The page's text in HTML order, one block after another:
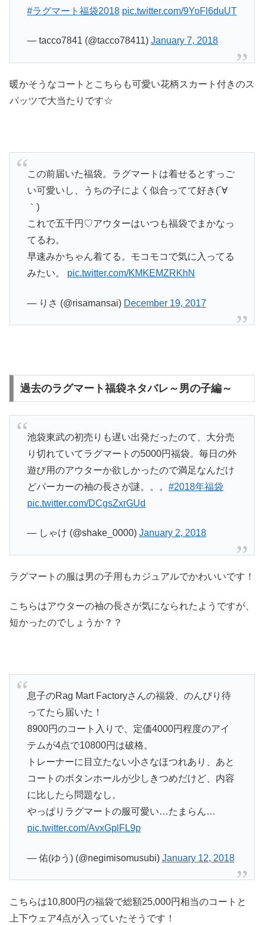
#ラグマート福袋2018 pic.twitter.com/9YoFl6duUT
— tacco7841 (@tacco78411) January 7, 2018
暖かそうなコートとこちらも可愛い花柄スカート付きのス
パッツで大当たりです☆
この前届いた福袋。ラグマートは着せるとすっご
い可愛いし、うちの子によく似合ってて好き(´∀
｀)
これで五千円♡アウターはいつも福袋でまかなっ
てるわ。
早速みかちゃん着てる。モコモコで気に入ってる
みたい。 pic.twitter.com/KMKEMZRKhN
— りさ (@risamansai) December 19, 2017
過去のラグマート福袋ネタバレ～男の子編～
池袋東武の初売りも遅い出発だったのて、大分売
り切れていてラグマートの5000円福袋。毎日の外
遊び用のアウターか欲しかったので満足なんだけ
どパーカーの袖の長さが謎。。。 #2018年福袋
pic.twitter.com/DCgsZxrGUd
— しゃけ (@shake_0000) January 2, 2018
ラグマートの服は男の子用もカジュアルでかわいいです！
こちらはアウターの袖の長さが気になられたようですが、
短かったのでしょうか？？
息子のRag Mart Factoryさんの福袋、のんびり待
ってたら届いた！
8900円のコート入りで、定価4000円程度のアイ
テムが4点で10800円は破格。
トレーナーに目立たない小さなほつれあり、あと
コートのボタンホールが少しきつめだけど、内容
に比したら問題なし。
やっぱりラグマートの服可愛い…たまらん…
pic.twitter.com/AvxGplFL9p
— 佑(ゆう) (@negimisomusubi) January 12, 2018
こちらは10,800円の福袋で総額25,000円相当のコートと
上下ウェア4点が入っていたそうです！